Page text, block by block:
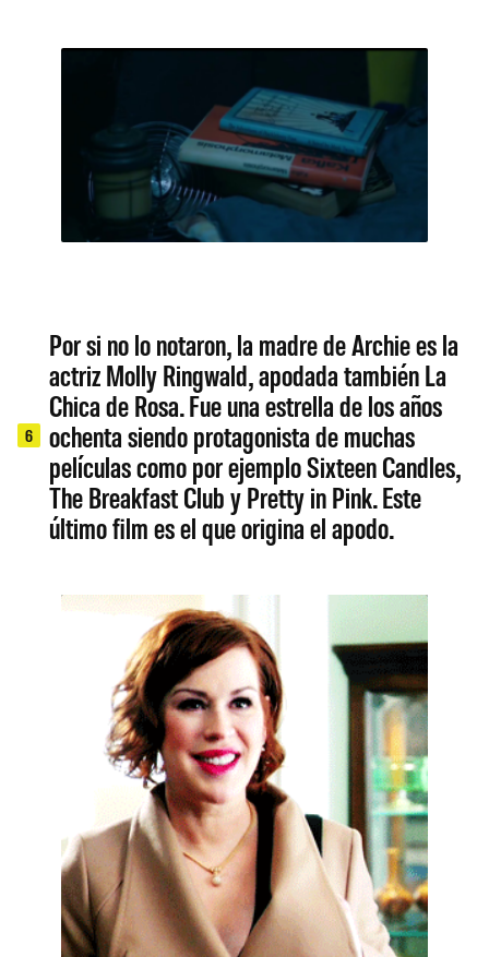
6
Por si no lo notaron, la madre de Archie es la
actriz Molly Ringwald, apodada también La
Chica de Rosa. Fue una estrella de los años
ochenta siendo protagonista de muchas
películas como por ejemplo Sixteen Candles,
The Breakfast Club y Pretty in Pink. Este
último film es el que origina el apodo.